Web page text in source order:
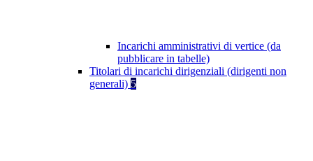
Incarichi amministrativi di vertice (da
pubblicare in tabelle)
Titolari di incarichi dirigenziali (dirigenti non
generali) 5